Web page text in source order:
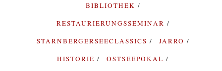
BIBLIOTHEK
RESTAURIERUNGSSEMINAR
STARNBERGERSEECLASSICS
JARRO
HISTORIE
OSTSEEPOKAL